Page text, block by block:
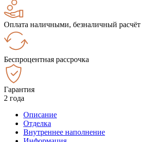
Оплата наличными, безналичный расчёт
Беспроцентная рассрочка
Гарантия
2 года
Описание
Отделка
Внутреннее наполнение